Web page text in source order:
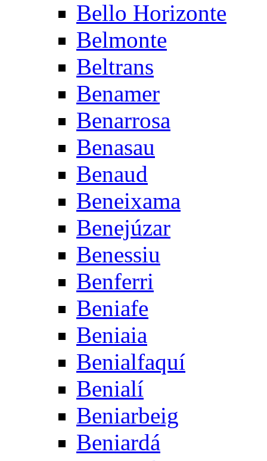
Bello Horizonte
Belmonte
Beltrans
Benamer
Benarrosa
Benasau
Benaud
Beneixama
Benejúzar
Benessiu
Benferri
Beniafe
Beniaia
Benialfaquí
Benialí
Beniarbeig
Beniardá